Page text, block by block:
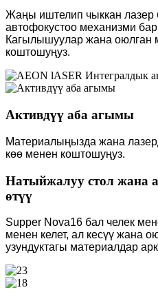
Жаңы иштелип чыккан
автофокустоо механизми
Кагылышуулар жана оюлган
коштошуңуз.
Активдүү аба агымы
Материалыңызда жана
көө менен коштошуңуз.
Натыйжалуу стол жана
өтүү
Supper Nova16 бал челек
менен келет, ал кесүү жана
узундуктагы материалдар